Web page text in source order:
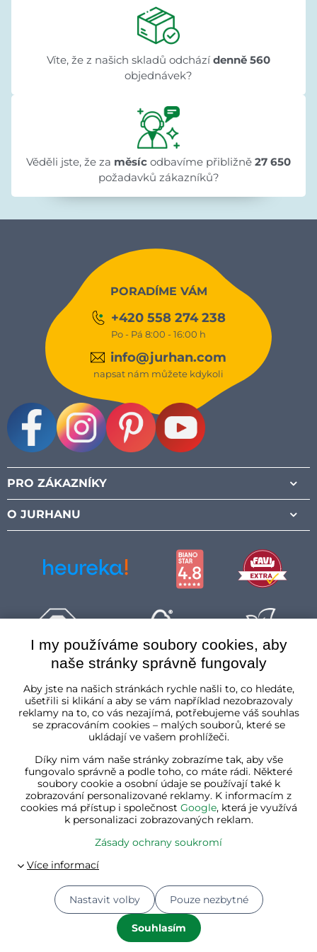
Víte, že z našich skladů odchází denně 560
objednávek?
Věděli jste, že za měsíc odbavíme přibližně 27 650
požadavků zákazníků?
PORADÍME VÁM
+420 558 274 238
Po - Pá 8:00 - 16:00 h
info@jurhan.com
napsat nám můžete kdykoli
PRO ZÁKAZNÍKY
O JURHANU
Jurhan.cz 💚 | Všechna práva vyhrazena
Zásady ochrany soukromí
I my používáme soubory cookies, aby
naše stránky správně fungovaly
Aby jste na našich stránkách rychle našli to, co hledáte,
ušetřili si klikání a aby se vám například nezobrazovaly
reklamy na to, co vás nezajímá, potřebujeme váš souhlas
se zpracováním cookies – malých souborů, které se
ukládají ve vašem prohlížeči.
Díky nim vám naše stránky zobrazíme tak, aby vše
fungovalo správně a podle toho, co máte rádi. Některé
soubory cookie a osobní údaje se používají také k
zobrazování personalizované reklamy. K informacím z
cookies má přístup i společnost Google, která je využívá
k personalizaci zobrazovaných reklam.
Zásady ochrany soukromí
Nastavit volby
Souhlasím
Pouze nezbytné